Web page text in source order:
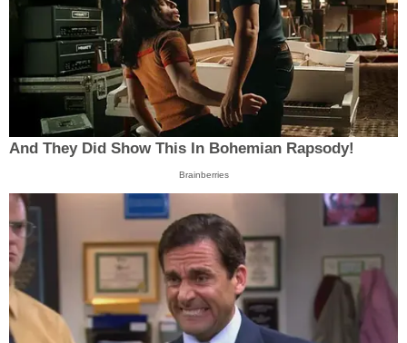
And They Did Show This In Bohemian Rapsody!
Brainberries